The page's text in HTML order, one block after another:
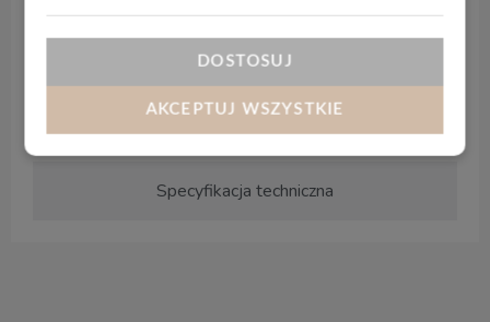
Specyfikacja techniczna
Sztywny rdzeń mineralny zapewnia świetną
stabilnością wymiarową i odporność na wysokie
temperatury.
DOSTOSUJ
AKCEPTUJ WSZYSTKIE